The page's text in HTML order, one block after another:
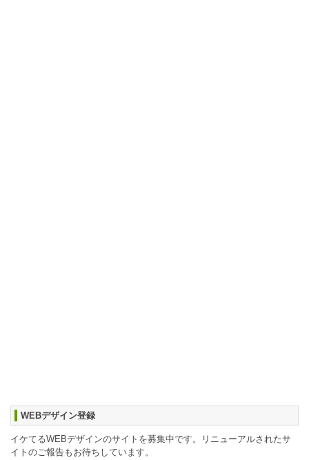
WEBデザイン登録
イケてるWEBデザインのサイトを募集中です。リニューアルされたサ
イトのご報告もお待ちしています。